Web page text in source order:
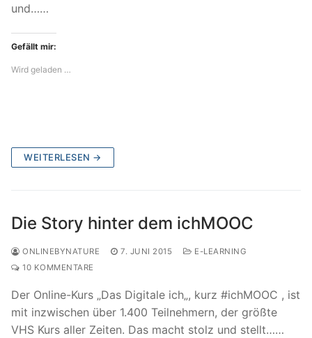
und……
Gefällt mir:
Wird geladen …
WEITERLESEN →
Die Story hinter dem ichMOOC
ONLINEBYNATURE 7. JUNI 2015
E-LEARNING
10 KOMMENTARE
Der Online-Kurs „Das Digitale ich„, kurz #ichMOOC , ist
mit inzwischen über 1.400 Teilnehmern, der größte
VHS Kurs aller Zeiten. Das macht stolz und stellt……